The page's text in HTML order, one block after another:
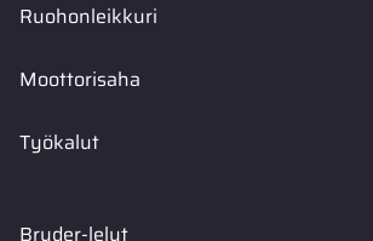
Ruohonleikkuri
Moottorisaha
Työkalut
Bruder-lelut